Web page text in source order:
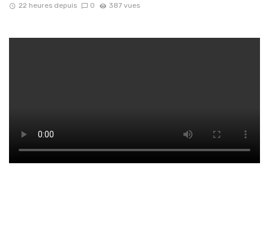
22 heures depuis 0 387 vues